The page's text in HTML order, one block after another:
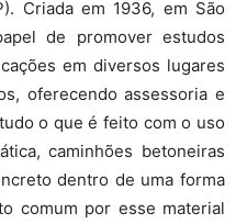
Criada em 1936, em São
de promover estudos
em diversos lugares
oferecendo assessoria e
o que é feito com o uso
caminhões betoneiras
dentro de uma forma
comum por esse material